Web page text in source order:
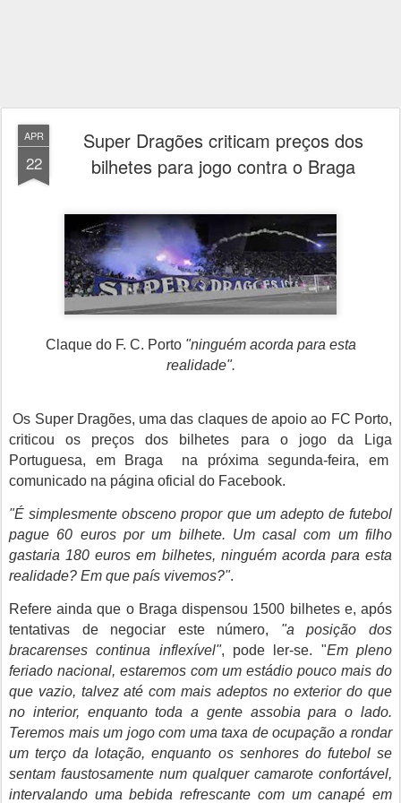
APR
22
Super Dragões criticam preços dos
bilhetes para jogo contra o Braga
Claque do F. C. Porto "ninguém acorda para esta
realidade".
Os Super Dragões, uma das claques de apoio ao FC Porto,
criticou os preços dos bilhetes para o jogo da Liga
Portuguesa, em Braga na próxima segunda-feira, em
comunicado na página oficial do Facebook.
"É simplesmente obsceno propor que um adepto de futebol
pague 60 euros por um bilhete. Um casal com um filho
gastaria 180 euros em bilhetes, ninguém acorda para esta
realidade? Em que país vivemos?".
Refere ainda que o Braga dispensou 1500 bilhetes e, após
tentativas de negociar este número, "a posição dos
bracarenses continua inflexível", pode ler-se. "Em pleno
feriado nacional, estaremos com um estádio pouco mais do
que vazio, talvez até com mais adeptos no exterior do que
no interior, enquanto toda a gente assobia para o lado.
Teremos mais um jogo com uma taxa de ocupação a rondar
um terço da lotação, enquanto os senhores do futebol se
sentam faustosamente num qualquer camarote confortável,
intervalando uma bebida refrescante com um canapé em